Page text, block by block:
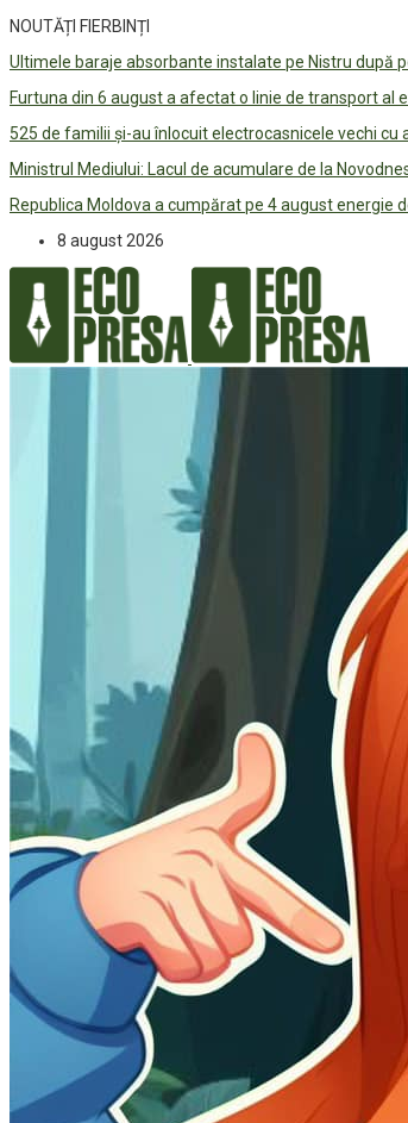
NOUTĂȚI FIERBINȚI
Ultimele baraje absorbante instalate pe Nistru după
Furtuna din 6 august a afectat o linie de transport al
525 de familii și-au înlocuit electrocasnicele vechi
Ministrul Mediului: Lacul de acumulare de la
Republica Moldova a cumpărat pe 4 august
8 august 2026